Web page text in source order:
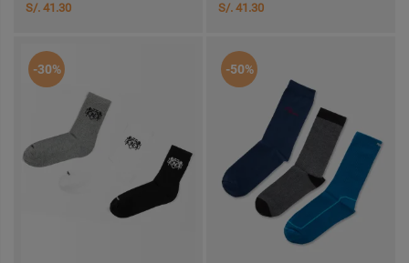
S/. 41.30
S/. 41.30
-30% -50%